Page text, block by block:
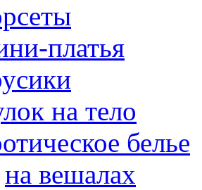
платья
на тело
белье
на вешалах